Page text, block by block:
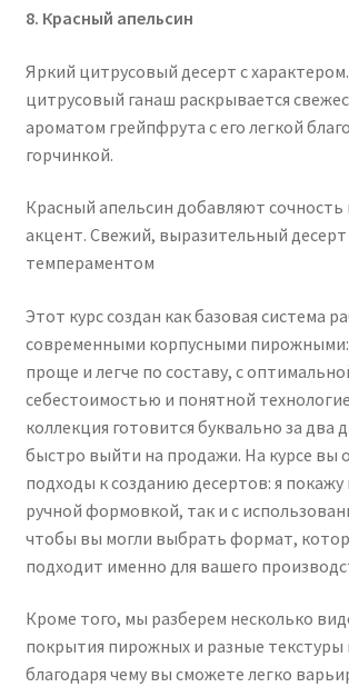
8. Красный апельсин
Яркий цитрусовый десерт с
цитрусовый ганаш раскрывается
ароматом грейпфрута с его легкой
горчинкой.
Красный апельсин добавляют сочность
акцент. Свежий, выразительный
темпераментом
Этот курс создан как базовая система
современными корпусными
проще и легче по составу, с
себестоимостью и понятной
коллекция готовится буквально за два
быстро выйти на продажи. На курсе вы
подходы к созданию десертов: я покажу
ручной формовкой, так и с
чтобы вы могли выбрать формат,
подходит именно для вашего
Кроме того, мы разберем несколько
покрытия пирожных и разные текстуры
благодаря чему вы сможете легко